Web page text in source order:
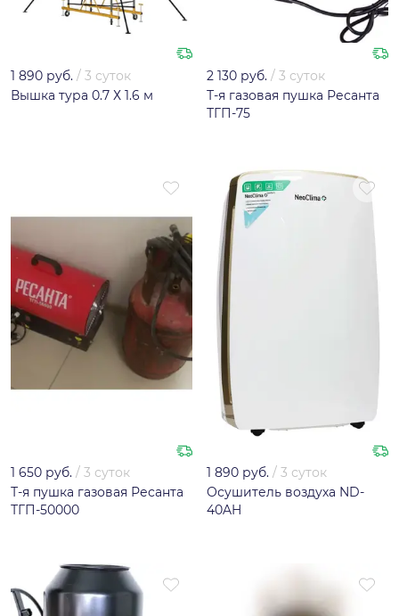
1 890 руб. / 3 суток
Вышка тура 0.7 Х 1.6 м
2 130 руб. / 3 суток
Т-я газовая пушка Ресанта
ТГП-75
1 650 руб. / 3 суток
Т-я пушка газовая Ресанта
ТГП-50000
1 890 руб. / 3 суток
Осушитель воздуха ND-
40AH